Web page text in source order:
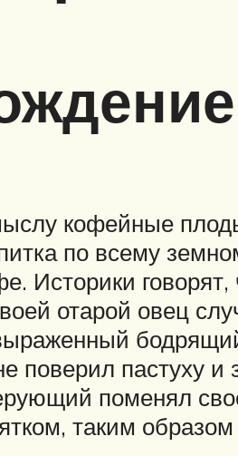
кофейные
по всему
Историки
отарой овец
поверил пастуху и
поменял
таким